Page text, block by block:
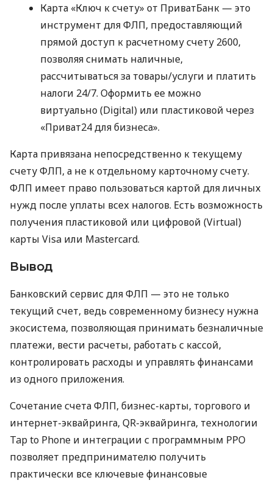
Карта «Ключ к счету» от ПриватБанк — это
инструмент для ФЛП, предоставляющий
прямой доступ к расчетному счету 2600,
позволяя снимать наличные,
рассчитываться за товары/услуги и платить
налоги 24/7. Оформить ее можно
виртуально (Digital) или пластиковой через
«Приват24 для бизнеса».
Карта привязана непосредственно к текущему
счету ФЛП, а не к отдельному карточному счету.
ФЛП имеет право пользоваться картой для личных
нужд после уплаты всех налогов. Есть возможность
получения пластиковой или цифровой (Virtual)
карты Visa или Mastercard.
Вывод
Банковский сервис для ФЛП — это не только
текущий счет, ведь современному бизнесу нужна
экосистема, позволяющая принимать безналичные
платежи, вести расчеты, работать с кассой,
контролировать расходы и управлять финансами
из одного приложения.
Сочетание счета ФЛП, бизнес-карты, торгового и
интернет-эквайринга, QR-эквайринга, технологии
Tap to Phone и интеграции с программным РРО
позволяет предпринимателю получить
практически все ключевые финансовые